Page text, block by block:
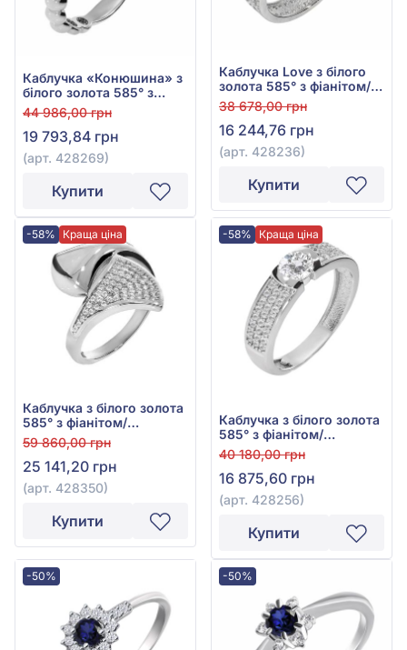
Каблучка «Конюшина» з
білого золота 585° з
фіанітом/куб.цирконієм,
арт. 428269
44 986,00 грн
19 793,84 грн
(арт. 428269)
Купити
Каблучка Love з білого
золота 585° з фіанітом/
куб.цирконієм, арт.
428236
38 678,00 грн
16 244,76 грн
(арт. 428236)
Купити
-58% Краща ціна
Каблучка з білого золота
585° з фіанітом/
куб.цирконієм, арт.
428350
59 860,00 грн
25 141,20 грн
(арт. 428350)
Купити
-58% Краща ціна
Каблучка з білого золота
585° з фіанітом/
куб.цирконієм, арт.
428256
40 180,00 грн
16 875,60 грн
(арт. 428256)
Купити
-50% -50%